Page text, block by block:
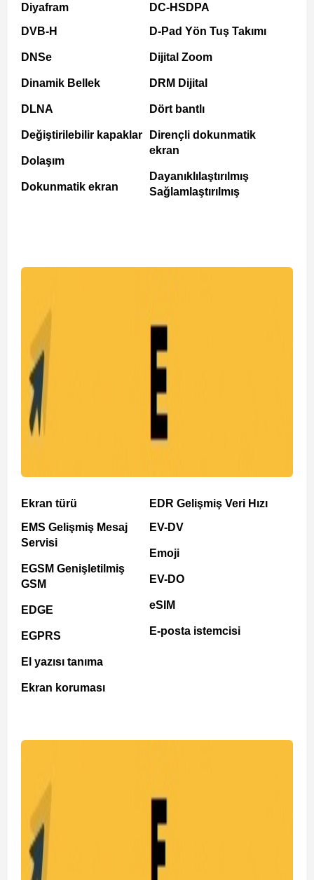
Diyafram
DVB-H
DNSe
Dinamik Bellek
DLNA
Değiştirilebilir kapaklar
Dolaşım
Dokunmatik ekran
DC-HSDPA
D-Pad Yön Tuş Takımı
Dijital Zoom
DRM Dijital
Dört bantlı
Dirençli dokunmatik
ekran
Dayanıklılaştırılmış
Sağlamlaştırılmış
Ekran türü
EMS Gelişmiş Mesaj
Servisi
EGSM Genişletilmiş
GSM
EDGE
EGPRS
El yazısı tanıma
Ekran koruması
EDR Gelişmiş Veri Hızı
EV-DV
Emoji
EV-DO
eSIM
E-posta istemcisi